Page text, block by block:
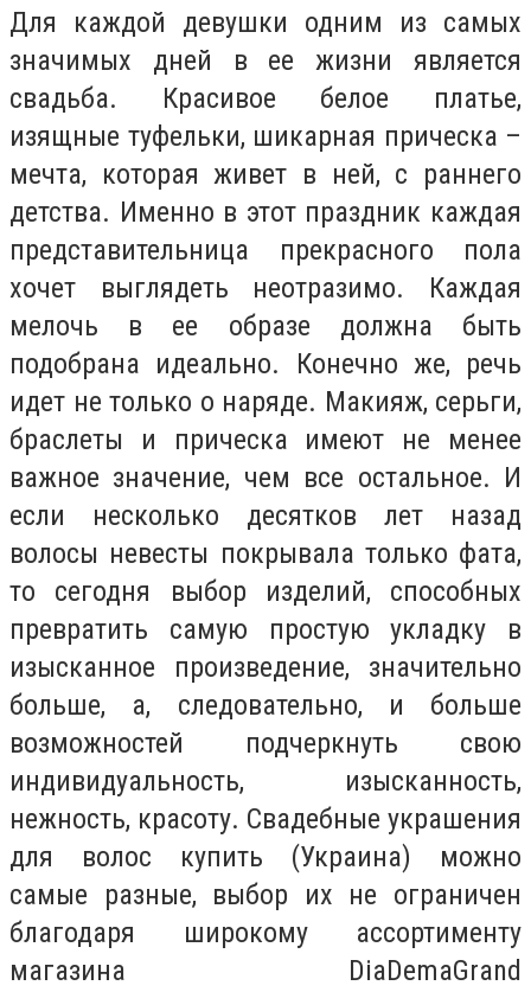
Для каждой девушки одним из самых
значимых дней в ее жизни является
свадьба. Красивое белое платье,
изящные туфельки, шикарная прическа –
мечта, которая живет в ней, с раннего
детства. Именно в этот праздник каждая
представительница прекрасного пола
хочет выглядеть неотразимо. Каждая
мелочь в ее образе должна быть
подобрана идеально. Конечно же, речь
идет не только о наряде. Макияж, серьги,
браслеты и прическа имеют не менее
важное значение, чем все остальное. И
если несколько десятков лет назад
волосы невесты покрывала только фата,
то сегодня выбор изделий, способных
превратить самую простую укладку в
изысканное произведение, значительно
больше, а, следовательно, и больше
возможностей подчеркнуть свою
индивидуальность, изысканность,
нежность, красоту. Свадебные украшения
для волос купить (Украина) можно
самые разные, выбор их не ограничен
благодаря широкому ассортименту
магазина DiaDemaGrand